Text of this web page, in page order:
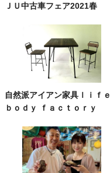
ＪＵ中古車フェア2021春
自然派アイアン家具ｌｉｆｅ
ｂｏｄｙ ｆａｃｔｏｒｙ